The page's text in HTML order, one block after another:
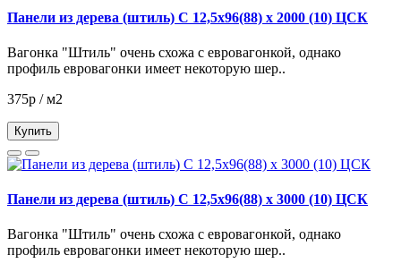
Панели из дерева (штиль) С 12,5х96(88) х 2000 (10) ЦСК
Вагонка "Штиль" очень схожа с евровагонкой, однако
профиль евровагонки имеет некоторую шер..
375р / м2
Купить
Панели из дерева (штиль) С 12,5х96(88) х 3000 (10) ЦСК
Вагонка "Штиль" очень схожа с евровагонкой, однако
профиль евровагонки имеет некоторую шер..